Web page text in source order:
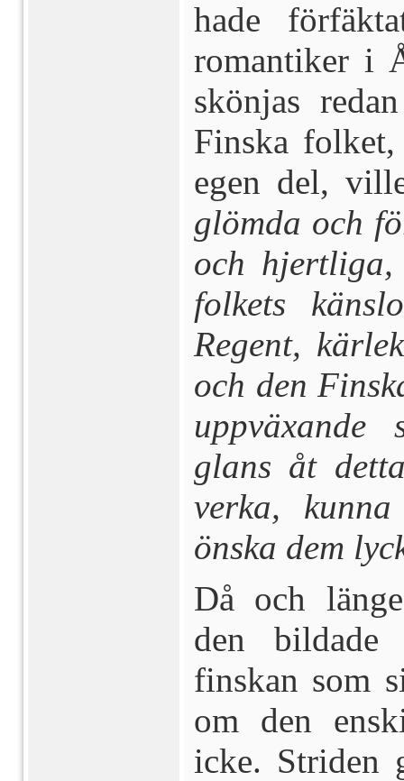
hade
romantiker i
skönjas
Finska
egen del,
glömda och
och
folkets
Regent,
och den
glans åt
verka,
önska dem
Då och
den bildade
finskan som
om den
icke. Striden